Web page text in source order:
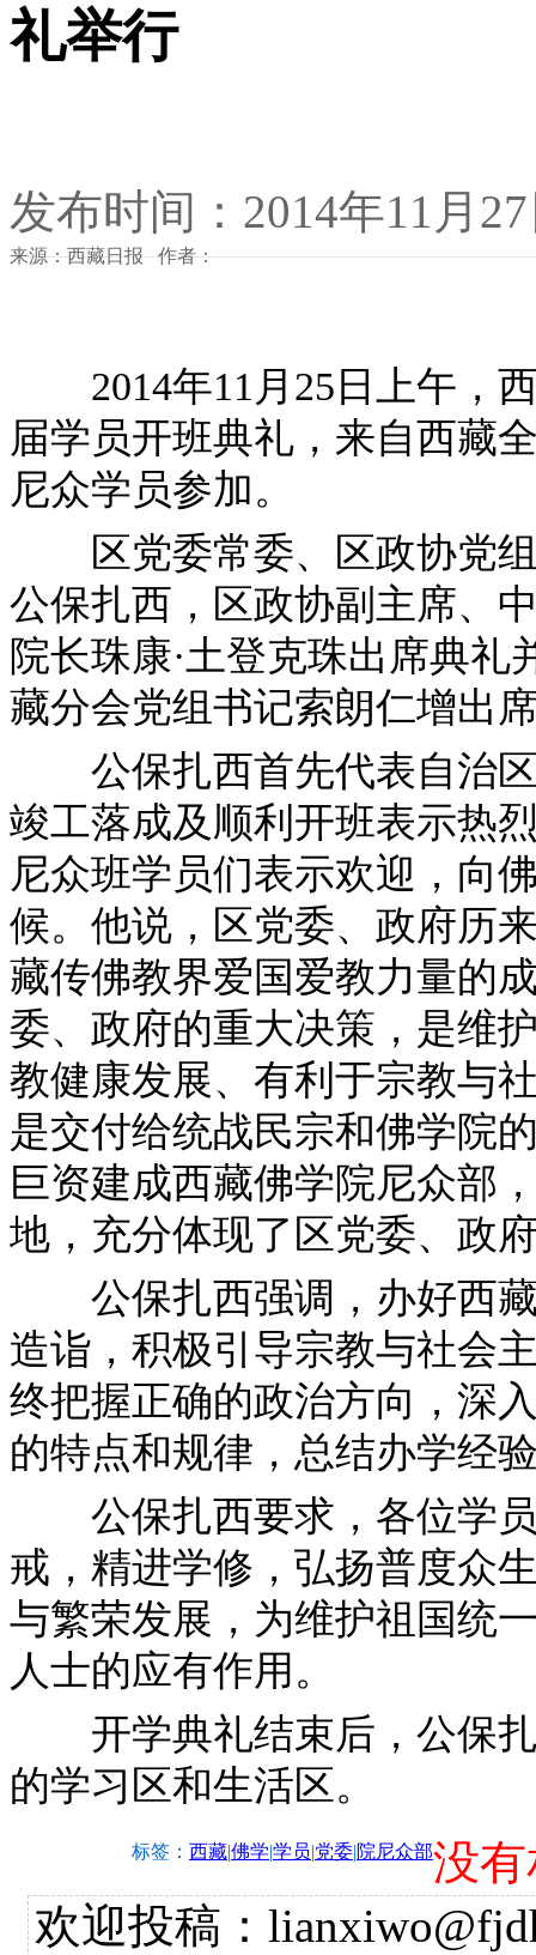
礼举行
发布时间：2014年11月
来源：西藏日报 作者：
2014年11月25日上午，西
届学员开班典礼，来自西藏
尼众学员参加。
区党委常委、区政协党组
公保扎西，区政协副主席、
院长珠康·土登克珠出席典
藏分会党组书记索朗仁增出
公保扎西首先代表自治区
竣工落成及顺利开班表示热
尼众班学员们表示欢迎，向
候。他说，区党委、政府历
藏传佛教界爱国爱教力量的
委、政府的重大决策，是维
教健康发展、有利于宗教与
是交付给统战民宗和佛学院
巨资建成西藏佛学院尼众部
地，充分体现了区党委、政
公保扎西强调，办好西藏
造诣，积极引导宗教与社会
终把握正确的政治方向，深
的特点和规律，总结办学经
公保扎西要求，各位学员
戒，精进学修，弘扬普度众
与繁荣发展，为维护祖国统
人士的应有作用。
开学典礼结束后，公保扎
的学习区和生活区。
标签： 西藏|佛学|学员|党委|院尼众部没
欢迎投稿：